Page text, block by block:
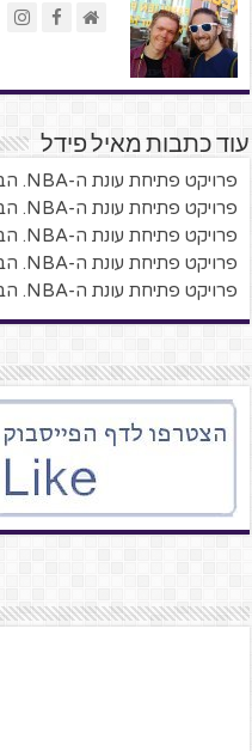
עוד כתבות מאיל פידל
פרויקט פתיחת עונת ה-NBA. הבית הדרום מזרחי
פרויקט פתיחת עונת ה-NBA. הבית האטלנטי
פרויקט פתיחת עונת ה-NBA. הבית המרכזי
פרויקט פתיחת עונת ה-NBA. הבית הדרום מערבי
פרויקט פתיחת עונת ה-NBA. הבית הצפון מערבי